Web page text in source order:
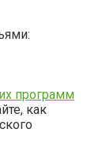
программ
как